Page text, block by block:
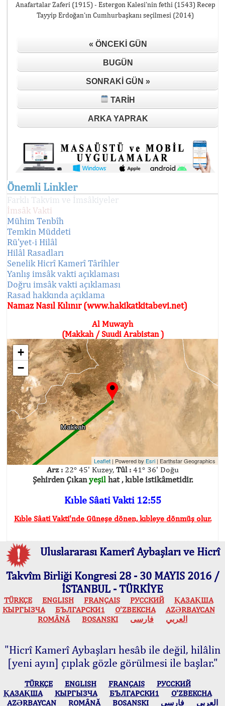
Anafartalar Zaferi (1915) - Estergon Kalesi’nin fethi (1543) Recep
Tayyip Erdoğan’ın Cumhurbaşkanı seçilmesi (2014)
« ÖNCEKI GÜN
BUGÜN
SONRAKI GÜN »
TARIH
ARKA YAPRAK
Önemli Linkler
Farklı Takvim ve İmsâkiyeler
İmsâk Vakti
Mühim Tenbîh
Temkin Müddeti
Rü'yet-i Hilâl
Hilâl Rasadları
Senelik Hicrî Kamerî Târîhler
Yanlış imsâk vakti açıklaması
Doğru imsâk vakti açıklaması
Rasad hakkında açıklama
Namaz Nasıl Kılınır (www.hakikatkitabevi.net)
Al Muwayh
(Makkah / Suudi Arabistan )
+
−
Leaflet | Powered by Esri | Earthstar Geographics
Arz :22° 45' Kuzey, Tûl :41° 36' Doğu
Şehirden Çıkanyeşilhat , kıble istikâmetidir.
Kıble Sâati Vakti 12:55
Kıble Sâati Vakti'nde Güneşe dönen, kıbleye dönmüş olur.
Uluslararası Kamerî Aybaşları ve Hicrî
Takvîm Birliği Kongresi 28 - 30 MAYIS 2016 /
İSTANBUL - TÜRKİYE
TÜRKÇE ENGLISH FRANÇAIS РУССКИЙ
ҚАЗАҚША
КЫPГЫЗЧA
БЪЛГАРСКИ1 O’ZBEKCHA
AZӘRBAYCAN
ROMÂNĂ
BOSANSKI العربي فارسی
"Hicrî Kamerî Aybaşları hesâb ile değil, hilâlin
[yeni ayın] çıplak gözle görülmesi ile başlar."
TÜRKÇE ENGLISH FRANÇAIS
РУССКИЙ
ҚАЗАҚША
КЫPГЫЗЧA БЪЛГАРСКИ1
O’ZBEKCHA
AZӘRBAYCAN
ROMÂNĂ BOSANSKI العربي فارسی